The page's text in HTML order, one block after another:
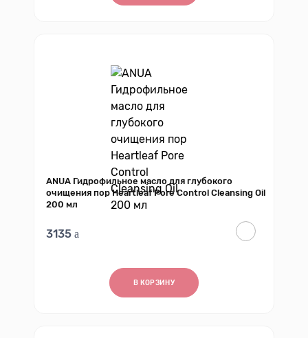
ANUA Гидрофильное масло для глубокого
очищения пор Heartleaf Pore Control Cleansing Oil
200 мл
3135
В КОРЗИНУ